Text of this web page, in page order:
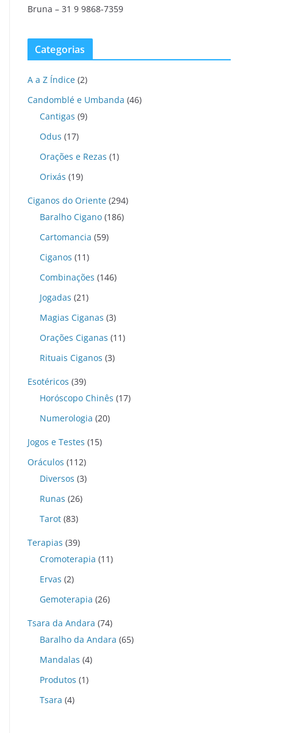
Bruna – 31 9 9868-7359
Categorias
A a Z Índice (2)
Candomblé e Umbanda (46)
Cantigas (9)
Odus (17)
Orações e Rezas (1)
Orixás (19)
Ciganos do Oriente (294)
Baralho Cigano (186)
Cartomancia (59)
Ciganos (11)
Combinações (146)
Jogadas (21)
Magias Ciganas (3)
Orações Ciganas (11)
Rituais Ciganos (3)
Esotéricos (39)
Horóscopo Chinês (17)
Numerologia (20)
Jogos e Testes (15)
Oráculos (112)
Diversos (3)
Runas (26)
Tarot (83)
Terapias (39)
Cromoterapia (11)
Ervas (2)
Gemoterapia (26)
Tsara da Andara (74)
Baralho da Andara (65)
Mandalas (4)
Produtos (1)
Tsara (4)